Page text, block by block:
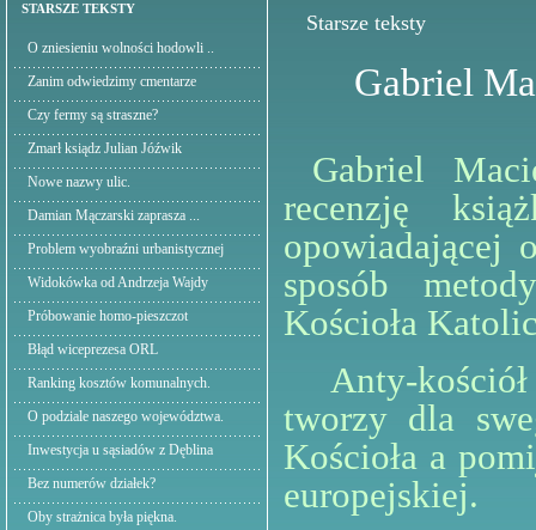
STARSZE TEKSTY
O zniesieniu wolności hodowli ..
Zanim odwiedzimy cmentarze
Czy fermy są straszne?
Zmarł ksiądz Julian Jóźwik
Nowe nazwy ulic.
Damian Mączarski zaprasza ...
Problem wyobraźni urbanistycznej
Widokówka od Andrzeja Wajdy
Próbowanie homo-pieszczot
Błąd wiceprezesa ORL
Ranking kosztów komunalnych.
O podziale naszego województwa.
Inwestycja u sąsiadów z Dęblina
Bez numerów działek?
Oby strażnica była piękna.
Starsze teksty
Gabriel
Gabriel
recenzję
opowiadającej
sposób
Kościoła
Anty-
tworzy dla
Kościoła a
europejskiej.